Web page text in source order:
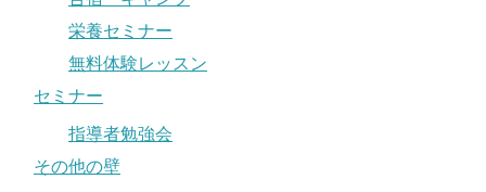
栄養セミナー
無料体験レッスン
セミナー
指導者勉強会
その他の壁